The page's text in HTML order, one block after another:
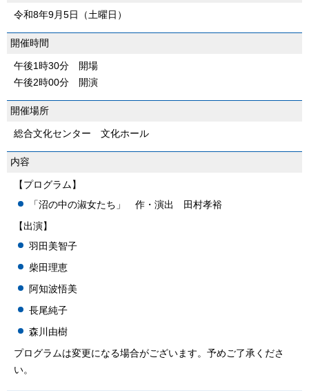
令和8年9月5日（土曜日）
開催時間
午後1時30分 開場
午後2時00分 開演
開催場所
総合文化センター 文化ホール
内容
【プログラム】
「沼の中の淑女たち」 作・演出 田村孝裕
【出演】
羽田美智子
柴田理恵
阿知波悟美
長尾純子
森川由樹
プログラムは変更になる場合がございます。予めご了承くださ
い。